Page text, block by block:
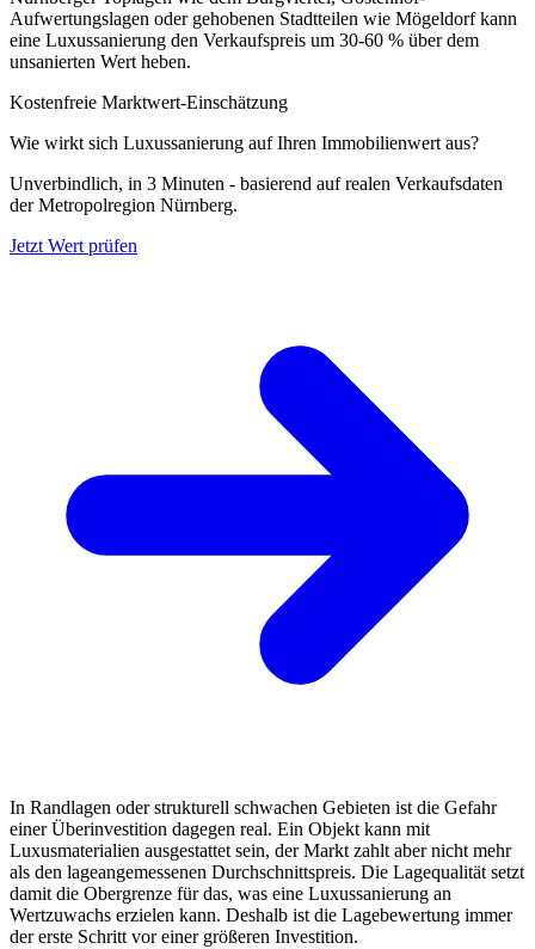
Aufwertungslagen oder gehobenen Stadtteilen wie Mögeldorf kann
eine Luxussanierung den Verkaufspreis um 30-60 % über dem
unsanierten Wert heben.
Kostenfreie Marktwert-Einschätzung
Wie wirkt sich Luxussanierung auf Ihren Immobilienwert aus?
Unverbindlich, in 3 Minuten - basierend auf realen Verkaufsdaten
der Metropolregion Nürnberg.
Jetzt Wert prüfen
In Randlagen oder strukturell schwachen Gebieten ist die Gefahr
einer Überinvestition dagegen real. Ein Objekt kann mit
Luxusmaterialien ausgestattet sein, der Markt zahlt aber nicht mehr
als den lageangemessenen Durchschnittspreis. Die Lagequalität setzt
damit die Obergrenze für das, was eine Luxussanierung an
Wertzuwachs erzielen kann. Deshalb ist die Lagebewertung immer
der erste Schritt vor einer größeren Investition.